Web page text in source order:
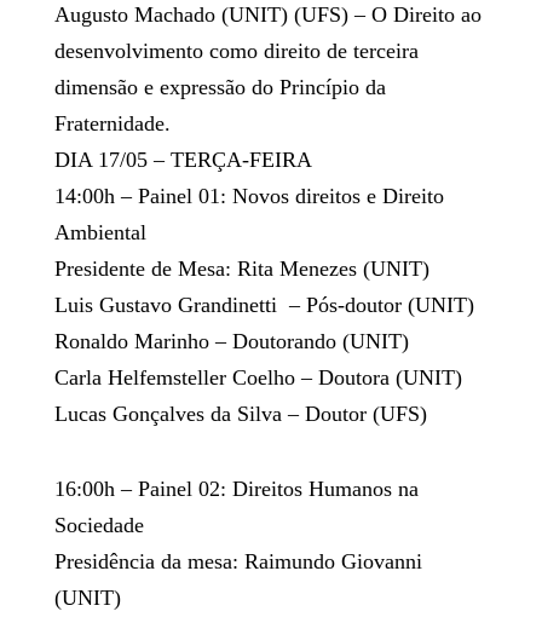
Augusto Machado (UNIT) (UFS) – O Direito ao
desenvolvimento como direito de terceira
dimensão e expressão do Princípio da
Fraternidade.
DIA 17/05 – TERÇA-FEIRA
14:00h – Painel 01: Novos direitos e Direito
Ambiental
Presidente de Mesa: Rita Menezes (UNIT)
Luis Gustavo Grandinetti – Pós-doutor (UNIT)
Ronaldo Marinho – Doutorando (UNIT)
Carla Helfemsteller Coelho – Doutora (UNIT)
Lucas Gonçalves da Silva – Doutor (UFS)
16:00h – Painel 02: Direitos Humanos na
Sociedade
Presidência da mesa: Raimundo Giovanni
(UNIT)